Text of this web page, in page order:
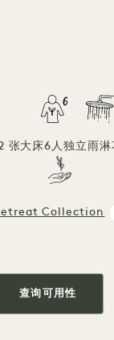
张大床6人独立雨
Collection
查询可用性